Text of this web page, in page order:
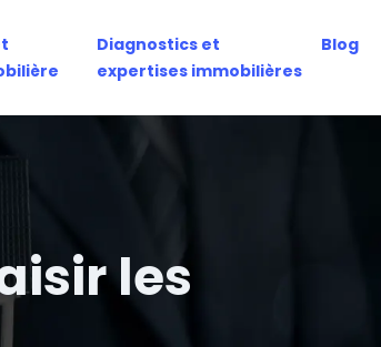
Diagnostics et
expertises immobilières
Blog
les